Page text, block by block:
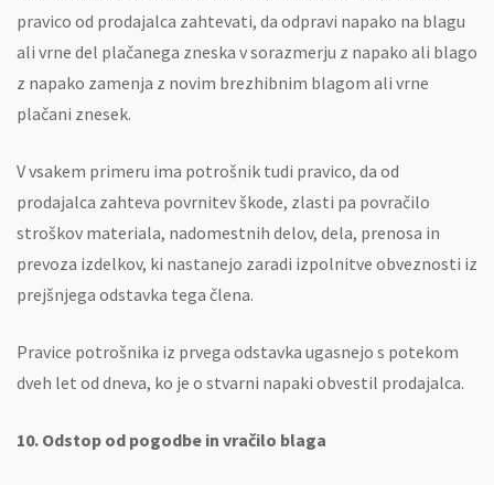
pravico od prodajalca zahtevati, da odpravi napako na blagu
ali vrne del plačanega zneska v sorazmerju z napako ali blago
z napako zamenja z novim brezhibnim blagom ali vrne
plačani znesek.
V vsakem primeru ima potrošnik tudi pravico, da od
prodajalca zahteva povrnitev škode, zlasti pa povračilo
stroškov materiala, nadomestnih delov, dela, prenosa in
prevoza izdelkov, ki nastanejo zaradi izpolnitve obveznosti iz
prejšnjega odstavka tega člena.
Pravice potrošnika iz prvega odstavka ugasnejo s potekom
dveh let od dneva, ko je o stvarni napaki obvestil prodajalca.
10. Odstop od pogodbe in vračilo blaga